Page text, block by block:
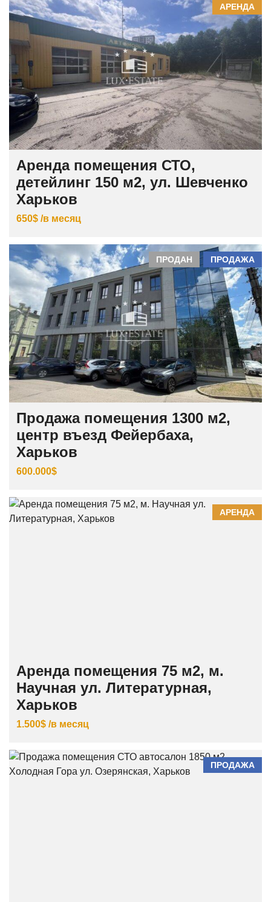
АРЕНДА
Аренда помещения СТО,
детейлинг 150 м2, ул. Шевченко
Харьков
650$ /в месяц
ПРОДАЖА
ПРОДАН
Продажа помещения 1300 м2,
центр въезд Фейербаха,
Харьков
600.000$
АРЕНДА
Аренда помещения 75 м2, м.
Научная ул. Литературная,
Харьков
1.500$ /в месяц
ПРОДАЖА